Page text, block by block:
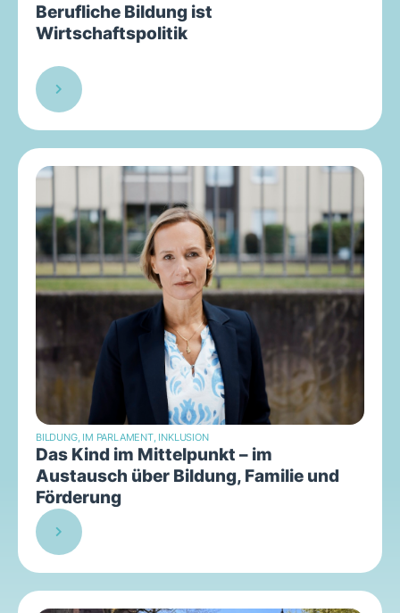
Berufliche Bildung ist
Wirtschaftspolitik
BILDUNG, IM PARLAMENT, INKLUSION
Das Kind im Mittelpunkt – im
Austausch über Bildung, Familie und
Förderung